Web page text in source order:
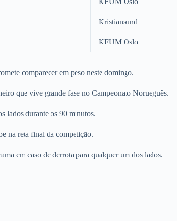
KFUM Oslo
Kristiansund
KFUM Oslo
comparecer em peso neste domingo.
que vive grande fase no Campeonato Norueguês.
lados durante os 90 minutos.
na reta final da competição.
em caso de derrota para qualquer um dos lados.